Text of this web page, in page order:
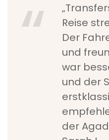
Reise
Der
und
war
und der
der